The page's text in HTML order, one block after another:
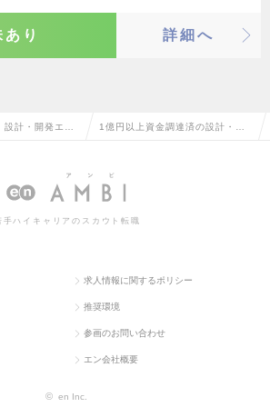
り 詳細へ
設計・開発エン
車・輸送機器）
1億円以上資金調達済の設計・開
器）の転職・求人情報一覧
手ハイキャリアのスカウト転職
求人情報に関するポリシー
推奨環境
参画のお問い合わせ
エン会社概要
© en Inc.